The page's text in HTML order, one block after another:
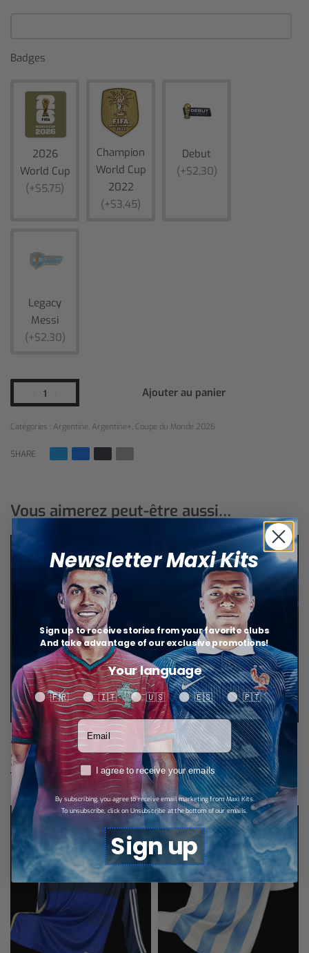
Badges
2026
World Cup
(+$5,75)
Champion
World Cup
2022
(+$3,45)
Debut
(+$2,30)
Legacy
Messi
(+$2,30)
Ajouter au panier
Catégories : Argentine Argentine+ Coupe du Monde 2026
SHARE
Vous aimerez peut-être aussi…
Argentine Maillot Rétro 1994
$34,55
Select options
Argentine Maillot Extérieur 26/27
$28,79
Select options
Produits similaires
Newsletter Maxi Kits
Sign up to receive stories from your favorite clubs
And take advantage of our exclusive promotions!
Your language
Your language
🇫🇷 🇮🇹 🇺🇸 🇪🇸 🇵🇹
Votre adresse email
RGPDI agree to receive your emails
By subscribing, you agree to receive email marketing from Maxi Kits.
To unsubscribe, click on Unsubscribe at the bottom of our emails.
Sign up